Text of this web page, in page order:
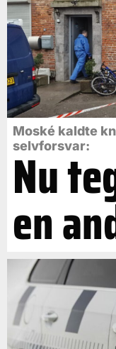
Moské kaldte
selvforsvar:
Nu
en